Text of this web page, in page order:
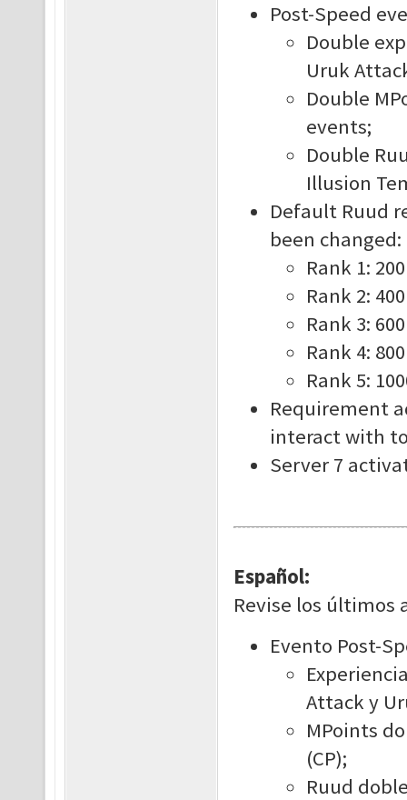
Post-Speed
Double
Uruk
Double
events;
Double
Illusion
Default Ruud
been changed:
Rank 1:
Rank 2:
Rank 3:
Rank 4:
Rank 5:
Requirement
interact with
Server 7
Español:
Revise los
Evento Post-
Attack y
MPoints
(CP);
Ruud